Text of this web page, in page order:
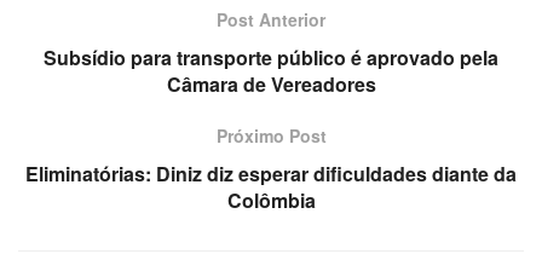
Post Anterior
Subsídio para transporte público é aprovado pela
Câmara de Vereadores
Próximo Post
Eliminatórias: Diniz diz esperar dificuldades diante da
Colômbia